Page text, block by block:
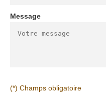
Message
(*) Champs obligatoire